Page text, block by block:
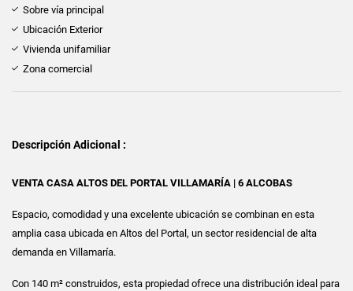
Sobre vía principal
Ubicación Exterior
Vivienda unifamiliar
Zona comercial
Descripción Adicional :
VENTA CASA ALTOS DEL PORTAL VILLAMARÍA | 6 ALCOBAS
Espacio, comodidad y una excelente ubicación se combinan en esta
amplia casa ubicada en Altos del Portal, un sector residencial de alta
demanda en Villamaría.
Con 140 m² construidos, esta propiedad ofrece una distribución ideal para